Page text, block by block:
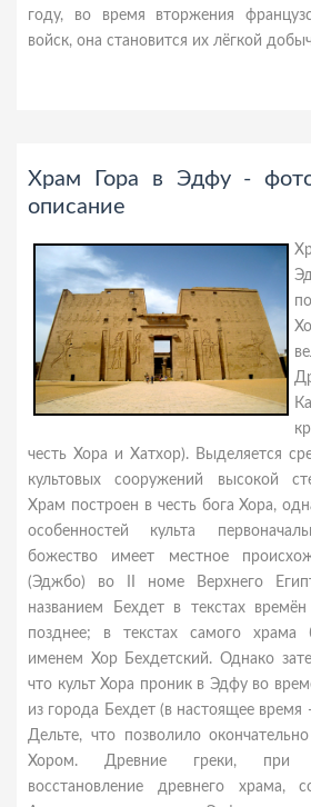
году, во время вторжения
войск, она становится их лёгкой
Храм Гора в Эдфу -
описание
честь Хора и Хатхор). Выделяется
культовых сооружений высокой
Храм построен в честь бога Хора,
особенностей культа
божество имеет местное
(Эджбо) во II номе Верхнего
названием Бехдет в текстах
позднее; в текстах самого храма
именем Хор Бехдетский. Однако
что культ Хора проник в Эдфу во
из города Бехдет (в настоящее время
Дельте, что позволило
Хором. Древние греки, при
восстановление древнего храма,